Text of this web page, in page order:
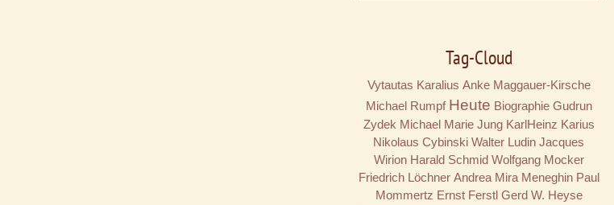
Tag-Cloud
Vytautas Karalius Anke Maggauer-Kirsche
Michael Rumpf Heute Biographie Gudrun
Zydek Michael Marie Jung KarlHeinz Karius
Nikolaus Cybinski Walter Ludin Jacques
Wirion Harald Schmid Wolfgang Mocker
Friedrich Löchner Andrea Mira Meneghin Paul
Mommertz Ernst Ferstl Gerd W. Heyse